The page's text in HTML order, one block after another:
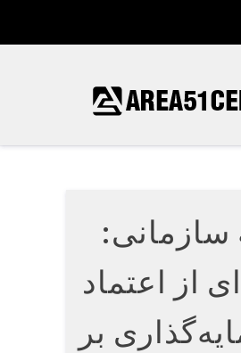
سازمانی:
از اعتماد
بر